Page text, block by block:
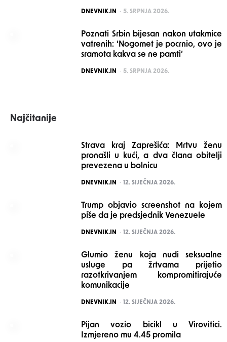
POSTED
DNEVNIK.IN 5. SRPNJA 2026.
Poznati Srbin bijesan nakon utakmice
vatrenih: ‘Nogomet je pocrnio, ovo je
sramota kakva se ne pamti’
POSTED
DNEVNIK.IN 5. SRPNJA 2026.
Najčitanije
Strava kraj Zaprešića: Mrtvu ženu
pronašli u kući, a dva člana obitelji
prevezena u bolnicu
POSTED
DNEVNIK.IN 12. SIJEČNJA 2026.
Trump objavio screenshot na kojem
piše da je predsjednik Venezuele
POSTED
DNEVNIK.IN 12. SIJEČNJA 2026.
Glumio ženu koja nudi seksualne
usluge pa žrtvama prijetio
razotkrivanjem kompromitirajuće
komunikacije
POSTED
DNEVNIK.IN 12. SIJEČNJA 2026.
Pijan vozio bicikl u Virovitici.
Izmjereno mu 4.45 promila